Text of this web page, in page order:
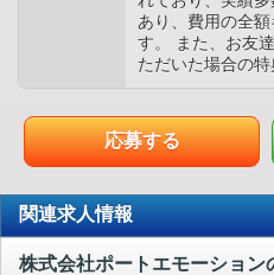
あり、費用の全
す。 また、お友
ただいた場合の特
応募する
関連求人情報
株式会社ポートエモーション